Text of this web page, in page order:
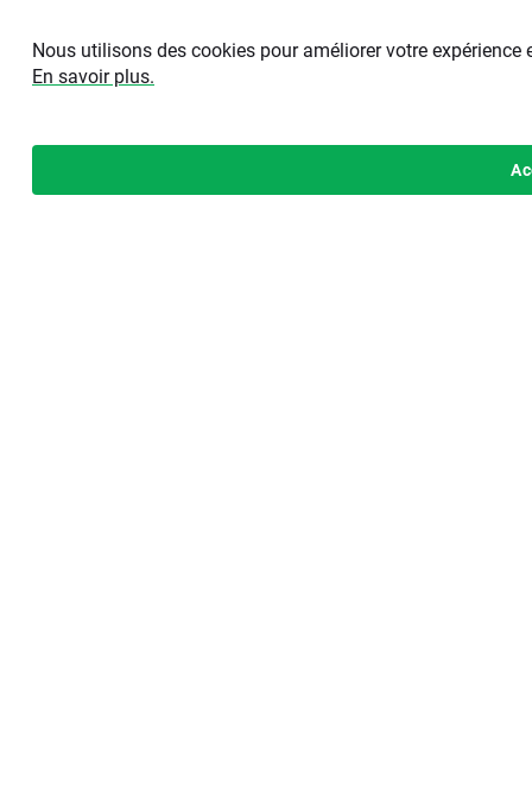
Nous utilisons des cookies pour améliorer votre
En savoir plus.